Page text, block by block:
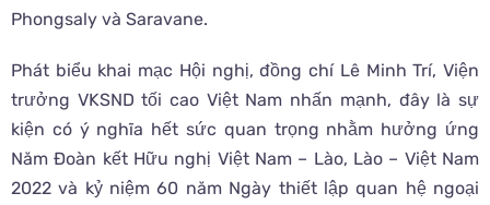
Phongsaly và Saravane.
Phát biểu khai mạc Hội nghị, đồng chí Lê Minh Trí, Viện
trưởng VKSND tối cao Việt Nam nhấn mạnh, đây là sự
kiện có ý nghĩa hết sức quan trọng nhằm hưởng ứng
Năm Đoàn kết Hữu nghị Việt Nam – Lào, Lào – Việt Nam
2022 và kỷ niệm 60 năm Ngày thiết lập quan hệ ngoại